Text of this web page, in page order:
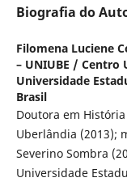
Biografia do
Filomena Luciene
– UNIUBE / Centro
Universidade
Brasil
Doutora em
Uberlândia (2013);
Severino Sombra
Universidade